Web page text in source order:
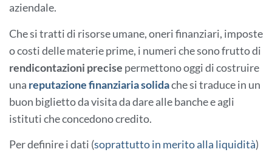
aziendale.
Che si tratti di risorse umane, oneri finanziari, imposte
o costi delle materie prime, i numeri che sono frutto di
rendicontazioni precise permettono oggi di costruire
una reputazione finanziaria solidache si traduce in un
buon biglietto da visita da dare alle banche e agli
istituti che concedono credito.
Per definire i dati (soprattutto in merito alla liquidità)